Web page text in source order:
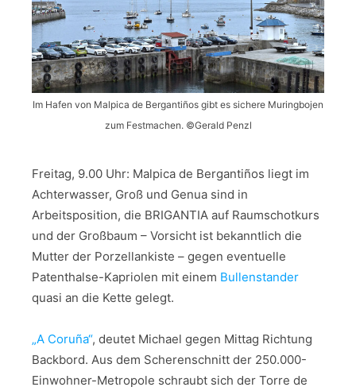
Im Hafen von Malpica de Bergantiños gibt es sichere Muringbojen
zum Festmachen. ©Gerald Penzl
Freitag, 9.00 Uhr: Malpica de Bergantiños liegt im
Achterwasser, Groß und Genua sind in
Arbeitsposition, die BRIGANTIA auf Raumschotkurs
und der Großbaum – Vorsicht ist bekanntlich die
Mutter der Porzellankiste – gegen eventuelle
Patenthalse-Kapriolen mit einem Bullenstander
quasi an die Kette gelegt.
„A Coruña“, deutet Michael gegen Mittag Richtung
Backbord. Aus dem Scherenschnitt der 250.000-
Einwohner-Metropole schraubt sich der Torre de